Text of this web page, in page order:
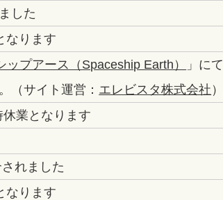
した
なります
ップアース（Spaceship Earth）
」にて
（サイト運営： エレビスタ株式会社 ）
休業となります
されました
なります